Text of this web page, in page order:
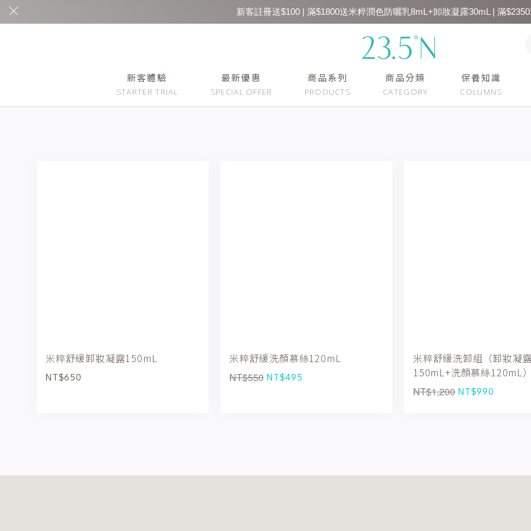
新客體驗 最新優惠 商品系列 商品分類 保養知識
米粹舒緩卸妝凝露150mL
NT$650
米粹舒緩洗顏慕絲120mL
NT$550 NT$495
米粹舒緩洗卸組（卸妝凝
150mL+洗顏慕絲120mL
NT$1,200 NT$990
新客註冊送$100 | 滿$1800送米粹潤色防曬乳8mL+卸妝凝露30mL | 滿